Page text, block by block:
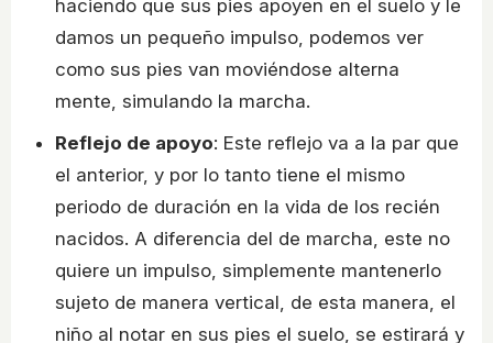
haciendo que sus pies apoyen en el suelo y le
damos un pequeño impulso, podemos ver
como sus pies van moviéndose alterna
mente, simulando la marcha.
Reflejo de apoyo: Este reflejo va a la par que
el anterior, y por lo tanto tiene el mismo
periodo de duración en la vida de los recién
nacidos. A diferencia del de marcha, este no
quiere un impulso, simplemente mantenerlo
sujeto de manera vertical, de esta manera, el
niño al notar en sus pies el suelo, se estirará y